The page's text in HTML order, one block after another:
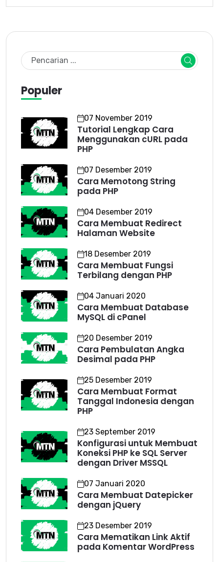
Populer
07 November 2019
Tutorial Lengkap Cara
Menggunakan cURL pada
PHP
07 Desember 2019
Cara Memotong String
pada PHP
04 Desember 2019
Cara Membuat Redirect
Halaman Website
18 Desember 2019
Cara Membuat Fungsi
Terbilang dengan PHP
04 Januari 2020
Cara Membuat Database
MySQL di cPanel
20 Desember 2019
Cara Pembulatan Angka
Desimal pada PHP
25 Desember 2019
Cara Membuat Format
Tanggal Indonesia dengan
PHP
23 September 2019
Konfigurasi untuk Membuat
Koneksi PHP ke SQL Server
dengan Driver MSSQL
07 Januari 2020
Cara Membuat Datepicker
dengan jQuery
23 Desember 2019
Cara Mematikan Link Aktif
pada Komentar WordPress